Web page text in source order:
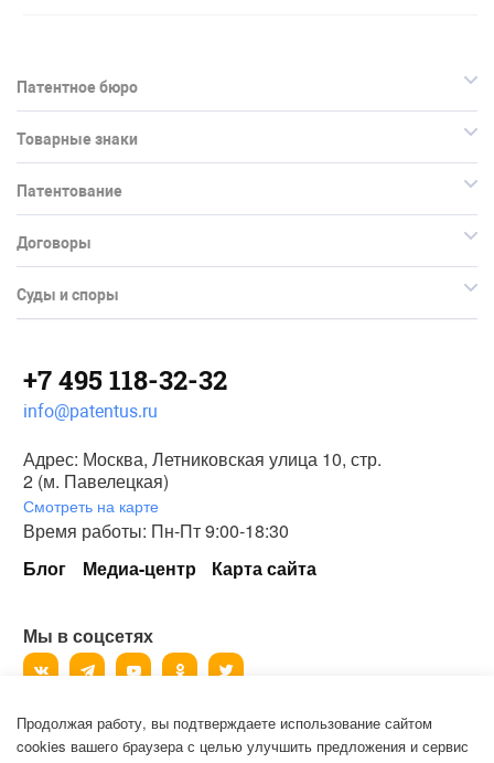
Патентное бюро
Товарные знаки
Патентование
Договоры
Суды и споры
+7 495 118-32-32
info@patentus.ru
Адрес: Москва, Летниковская улица 10, стр.
2 (м. Павелецкая)
Смотреть на карте
Время работы: Пн-Пт 9:00-18:30
Блог
Медиа-центр Карта сайта
Мы в соцсетях
©2006-2026, ООО «Патентус».
Продолжая работу, вы подтверждаете использование сайтом
cookies вашего браузера с целью улучшить предложения и сервис